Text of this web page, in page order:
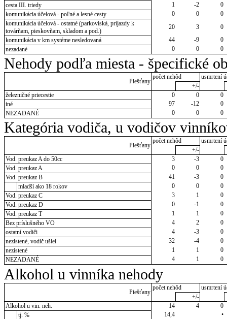
cesta III. triedy
1 -2
0
komunikácia účelová - poľné a lesné cesty
0 0
0
komunikácia účelová - ostatné (parkoviská, príjazdy k
továrňam, pieskovňam, skladom a pod.)
20 3
0
komunikácia v km systéme nesledovaná
44 -9
0
nezadané
0 0 0
Nehody podľa miesta - špecifické
Piešťany
počet nehôd
usmrtení
+/-
železničné priecestie
0 0
0
iné
97 -12
0
NEZADANÉ
0 0 0
Kategória vodiča, u vodičov
Piešťany
počet nehôd
usmrtení
+/-
Vod. preukaz A do 50cc
3 -3
0
Vod. preukaz A
0 0
0
Vod. preukaz B
41 -3
0
mladší ako 18 rokov
0 0
0
Vod. preukaz C
3 1
0
Vod. preukaz D
0 -1
0
Vod. preukaz T
1 1
0
Bez príslušného VO
4 2
0
ostatní vodiči
4 -3
0
nezistené, vodič ušiel
32 -4
0
nezistené
1 1
0
NEZADANÉ
4 1 0
Alkohol u vinníka nehody
Piešťany
počet nehôd
usmrtení
+/-
Alkohol u vin. neh.
14 4
0
tj. %
14,4 •